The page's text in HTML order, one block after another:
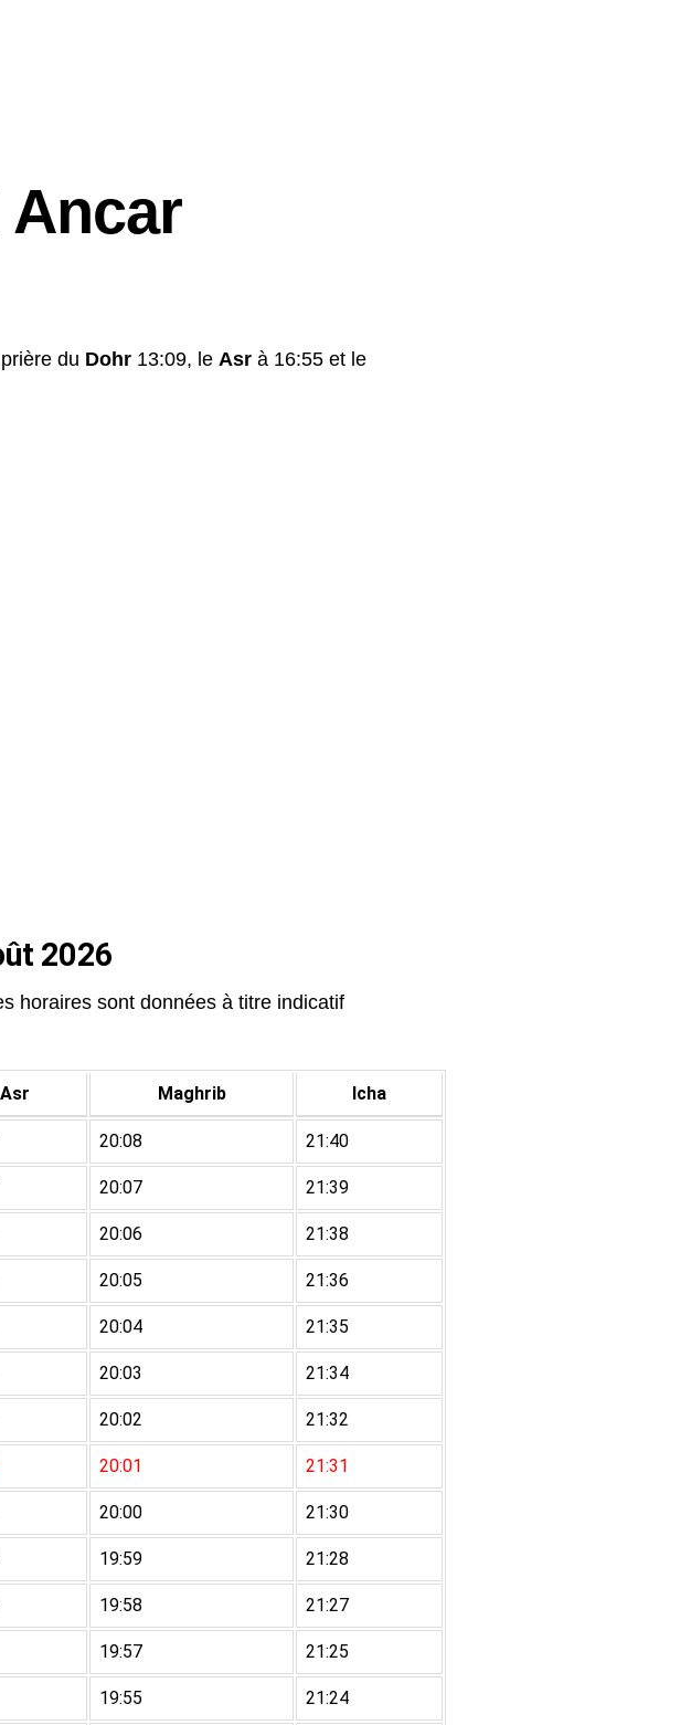
Ancar
du Dohr 13:09, le Asr à 16:55 et le
2026
horaires sont données à titre indicatif
Asr Maghrib Icha
20:08 21:40
20:07 21:39
20:06 21:38
20:05 21:36
20:04 21:35
20:03 21:34
20:02 21:32
20:01 21:31
20:00 21:30
19:59 21:28
19:58 21:27
19:57 21:25
19:55 21:24